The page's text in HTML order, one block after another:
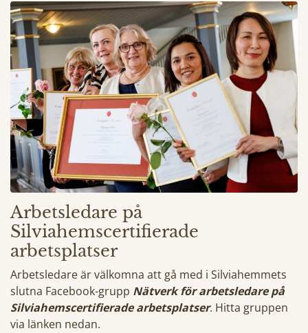
Arbetsledare på
Silviahemscertifierade
arbetsplatser
Arbetsledare är välkomna att gå med i Silviahemmets
slutna Facebook-grupp Nätverk för arbetsledare på
Silviahemscertifierade arbetsplatser. Hitta gruppen
via länken nedan.